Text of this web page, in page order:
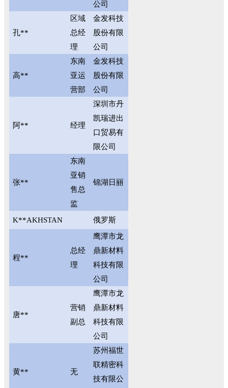
公司
孔**
区域
总经
理
金发科技
股份有限
公司
高**
东南
亚运
营部
金发科技
股份有限
公司
阿** 经理
深圳市丹
凯瑞进出
口贸易有
限公司
张**
东南
亚销
售总
监
锦湖日丽
K**AKHSTAN 俄罗斯
程**
总经
理
鹰潭市龙
鼎新材料
科技有限
公司
唐**
营销
副总
鹰潭市龙
鼎新材料
科技有限
公司
黄** 无
苏州福世
联精密科
技有限公